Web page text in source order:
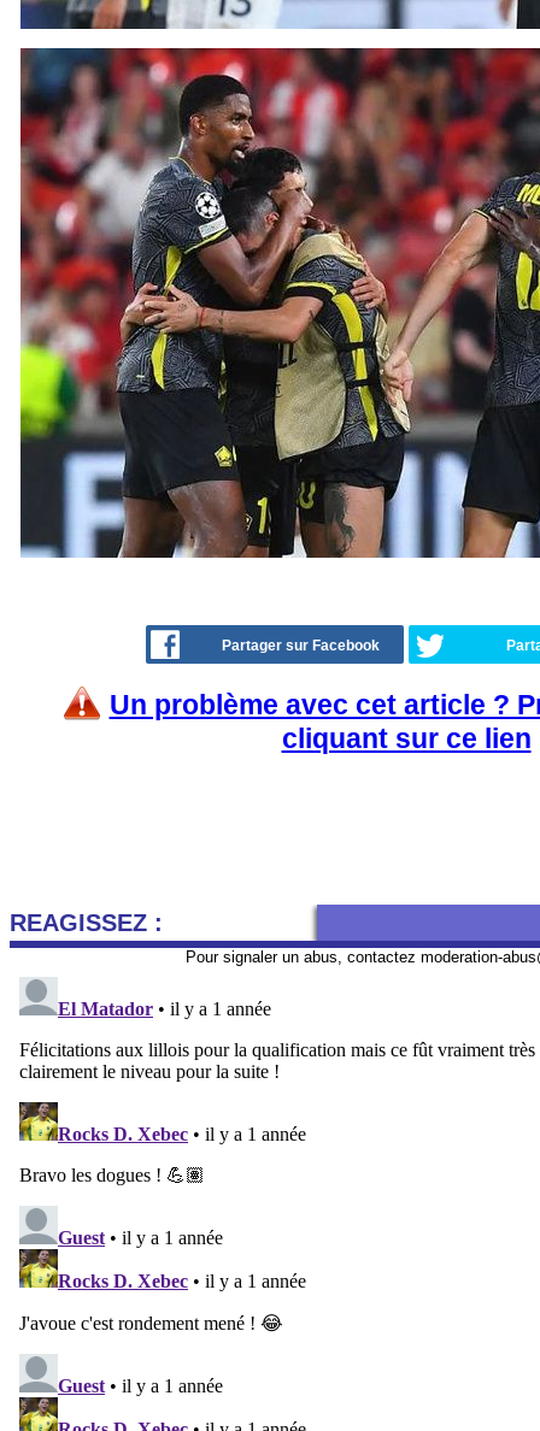
Partager sur Facebook
Un problème avec cet article ?
cliquant sur ce lien
REAGISSEZ :
Pour signaler un abus, contactez moderation-